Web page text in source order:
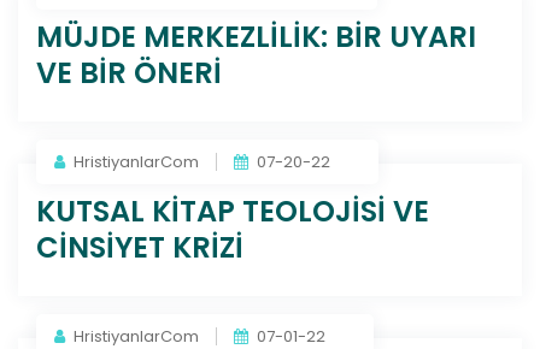
MÜJDE MERKEZLİLİK: BİR UYARI
VE BİR ÖNERİ
HristiyanlarCom 07-20-22
KUTSAL KİTAP TEOLOJİSİ VE
CİNSİYET KRİZİ
HristiyanlarCom 07-01-22